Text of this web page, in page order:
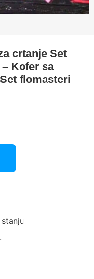
crtanje Set
Kofer sa
flomasteri